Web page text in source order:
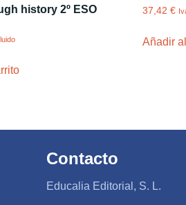
history 2º ESO
37,42 €
Añadir
Contacto
Educalia Editorial, S. L.